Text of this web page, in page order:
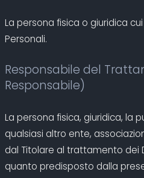
La persona fisica o giuridica
Personali.
Responsabile del
Responsabile)
La persona fisica, giuridica, la
qualsiasi altro ente,
dal Titolare al trattamento dei
quanto predisposto dalla